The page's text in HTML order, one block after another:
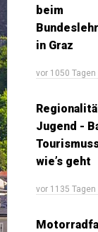
beim
in Graz
vor 1050
Jugend -
wie’s geht
vor 1135